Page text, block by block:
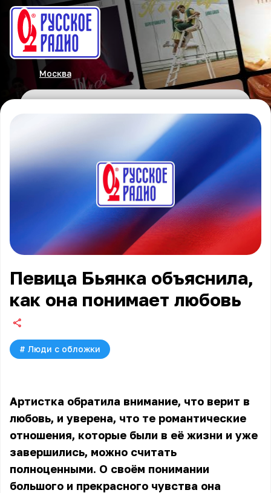
Москва
Певица Бьянка объяснила,
как она понимает любовь
# Люди с обложки
Артистка обратила внимание, что верит в
любовь, и уверена, что те романтические
отношения, которые были в её жизни и уже
завершились, можно считать
полноценными. О своём понимании
большого и прекрасного чувства она